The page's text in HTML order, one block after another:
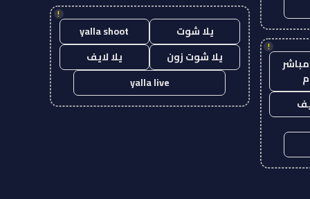
!
!
يلا شوت
yalla shoot
يلا شوت زون
يلا لايف
yalla live